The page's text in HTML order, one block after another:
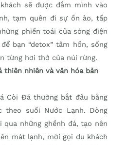
sẽ được đắm mình vào
tạm quên đi sự ồn ào, tấp
phiền toái của sóng điện
bạn “detox” tâm hồn, sống
từng hơi thở của núi rừng.
thiên nhiên và văn hóa bản
Còi Đá thường bắt đầu bằng
theo suối Nước Lạnh. Dòng
những ghềnh đá, tạo nên
mát lạnh, mời gọi du khách